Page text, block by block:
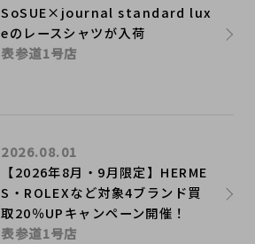
SoSUE×journal standard lux
eのレースシャツが入荷
表参道1号店
【2026年8月・9月限定】HERME
S・ROLEXなど対象4ブランド買
取20％UPキャンペーン開催！
2026.08.01
表参道1号店